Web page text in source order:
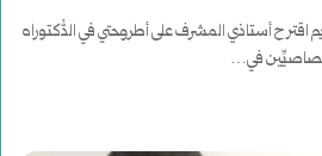
اقترح أستاذي المشرف على أطروحتي في الدُّكتوراه
في…